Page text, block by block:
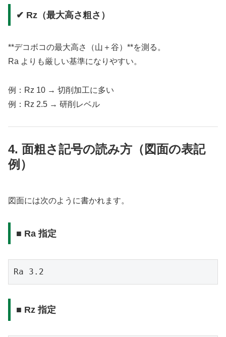
✔ Rz（最大高さ粗さ）
**デコボコの最大高さ（山＋谷）**を測る。
Ra よりも厳しい基準になりやすい。
例：Rz 10 → 切削加工に多い
例：Rz 2.5 → 研削レベル
4. 面粗さ記号の読み方（図面の表記
例）
図面には次のように書かれます。
■ Ra 指定
■ Rz 指定